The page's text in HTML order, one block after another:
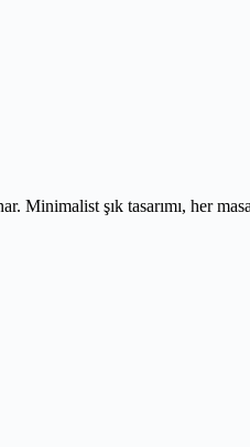
Minimalist şık tasarımı, her